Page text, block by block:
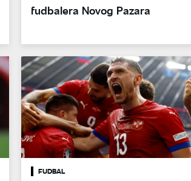
fudbalera Novog Pazara
FUDBAL